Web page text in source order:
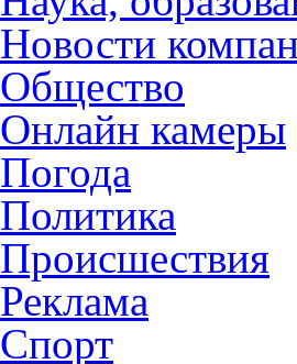
Новости
Общество
Онлайн камеры
Погода
Политика
Происшествия
Реклама
Спорт